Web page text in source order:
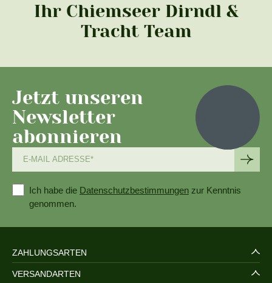
Ihr Chiemseer Dirndl &
Tracht Team
Jetzt unseren
Newsletter
abonnieren
Ich habe die Datenschutzbestimmungen zur Kenntnis
genommen.
ZAHLUNGSARTEN
VERSANDARTEN